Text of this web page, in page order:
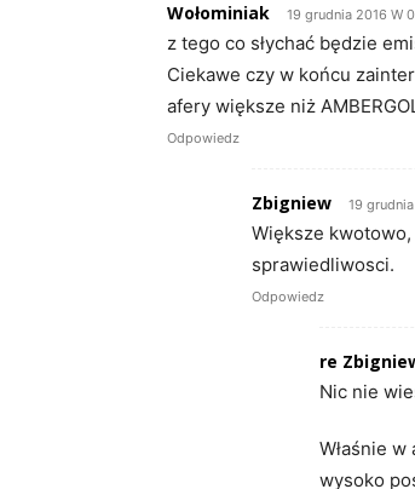
Wołominiak 19 grudnia 2016 W
z tego co słychać będzie
Ciekawe czy w końcu
afery większe niż
Odpowiedz
Zbigniew 19
Większe
sprawiedliwosci.
Odpowiedz
re
Nic nie
Właśnie w
wysoko